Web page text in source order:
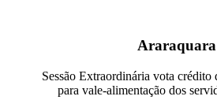
Araraquara
Sessão Extraordinária vota
para vale-alimentação dos